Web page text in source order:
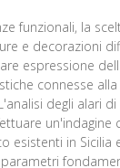
funzionali, la
e decorazioni
espressione
connesse
degli alari
un'indagine
esistenti in Sicilia